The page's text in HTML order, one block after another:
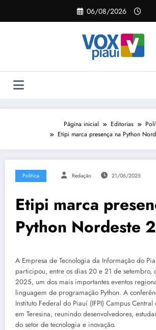
o
06/08/2026
Página inicial Editorias
Etipi marca presença na Python
Política Redação 21/06/2025
Etipi marca
Python Nordeste
A Empresa de Tecnologia da Informação do
participou, entre os dias 20 e 21 de setembro,
2025, um dos mais importantes eventos
linguagem de programação Python. A
Instituto Federal do Piauí (IFPI) Campus Central
em Teresina, reunindo desenvolvedores,
do setor de tecnologia e inovação.